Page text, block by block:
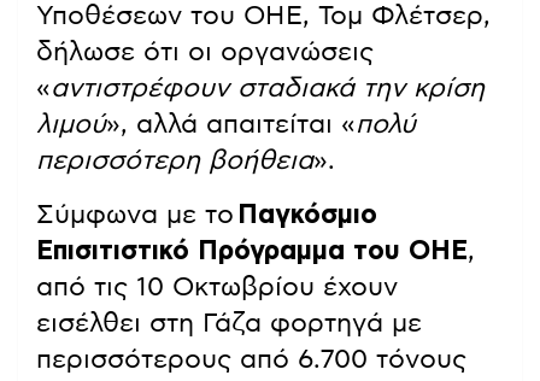
Υποθέσεων του ΟΗΕ, Τομ Φλέτσερ,
δήλωσε ότι οι οργανώσεις
«αντιστρέφουν σταδιακά την κρίση
λιμού», αλλά απαιτείται «πολύ
περισσότερη βοήθεια».
Σύμφωνα με το Παγκόσμιο
Επισιτιστικό Πρόγραμμα του ΟΗΕ,
από τις 10 Οκτωβρίου έχουν
εισέλθει στη Γάζα φορτηγά με
περισσότερους από 6.700 τόνους